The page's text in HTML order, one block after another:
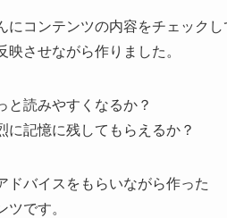
にコンテンツの内容をチェックし
映させながら作りました。
と読みやすくなるか？
に記憶に残してもらえるか？
ドバイスをもらいながら作った
ツです。